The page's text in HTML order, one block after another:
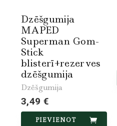
Dzēšgumija
MAPED
Superman Gom-
Stick
blisterī+rezerves
dzēšgumija
Dzēšgumija
3,49 €
PIEVIENOT